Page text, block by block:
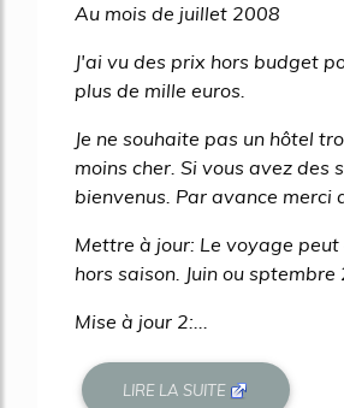
Au mois de juillet 2008
J'ai vu des prix hors budget
plus de mille euros.
Je ne souhaite pas un hôtel
moins cher. Si vous avez des
bienvenus. Par avance merci
Mettre à jour: Le voyage peut
hors saison. Juin ou sptembre
Mise à jour 2:...
LIRE LA SUITE